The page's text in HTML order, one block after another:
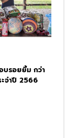
บรอยยิ้ม กว่า
ะจำปี 2566